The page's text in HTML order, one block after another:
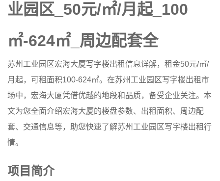
业园区_50元/㎡/月起_100
㎡-624㎡_周边配套全
苏州工业园区宏海大厦写字楼出租信息详解，租金50元/㎡/
月起，可租面积100-624㎡。在苏州工业园区写字楼出租市
场中，宏海大厦凭借优越的地段和品质，备受企业关注。本
文为您全面介绍宏海大厦的楼盘参数、出租面积、周边配
套、交通信息等，助您快速了解苏州工业园区写字楼出租行
情。
项目简介